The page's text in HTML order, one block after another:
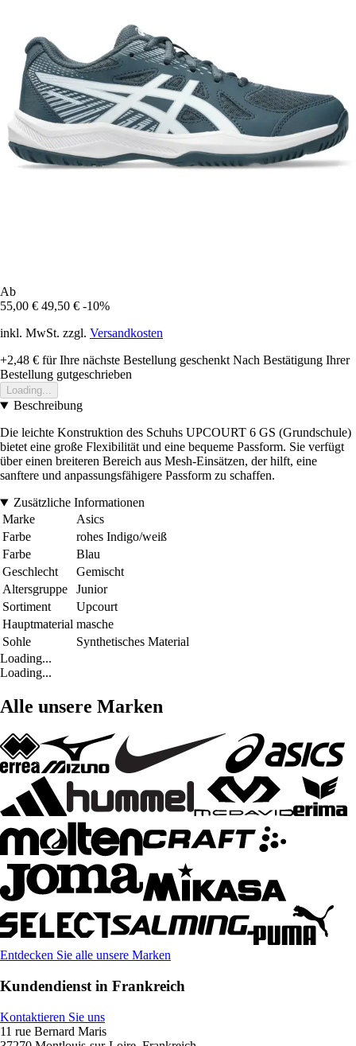
Ab
55,00 € 49,50 € -10%
inkl. MwSt. zzgl. Versandkosten
+2,48 € für Ihre nächste Bestellung geschenkt Nach Bestätigung Ihrer
Bestellung gutgeschrieben
Loading...
Beschreibung
Die leichte Konstruktion des Schuhs UPCOURT 6 GS (Grundschule)
bietet eine große Flexibilität und eine bequeme Passform. Sie verfügt
über einen breiteren Bereich aus Mesh-Einsätzen, der hilft, eine
sanftere und anpassungsfähigere Passform zu schaffen.
Zusätzliche Informationen
Marke
Asics
Farbe
rohes Indigo/weiß
Farbe
Blau
Geschlecht
Gemischt
Altersgruppe
Junior
Sortiment
Upcourt
Hauptmaterial masche
Sohle
Synthetisches Material
Loading...
Loading...
Alle unsere Marken
Entdecken Sie alle unsere Marken
Kundendienst in Frankreich
Kontaktieren Sie uns
11 rue Bernard Maris